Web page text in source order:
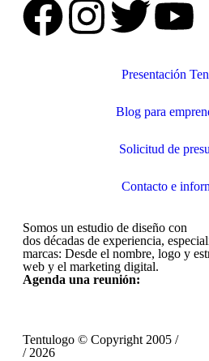
Presentación
Blog para
Solicitud de
Contacto e
Somos un estudio de diseño con
dos décadas de experiencia,
marcas: Desde el nombre, logo y
web y el marketing digital.
Agenda una reunión:
Tentulogo © Copyright 2005 /
/ 2026